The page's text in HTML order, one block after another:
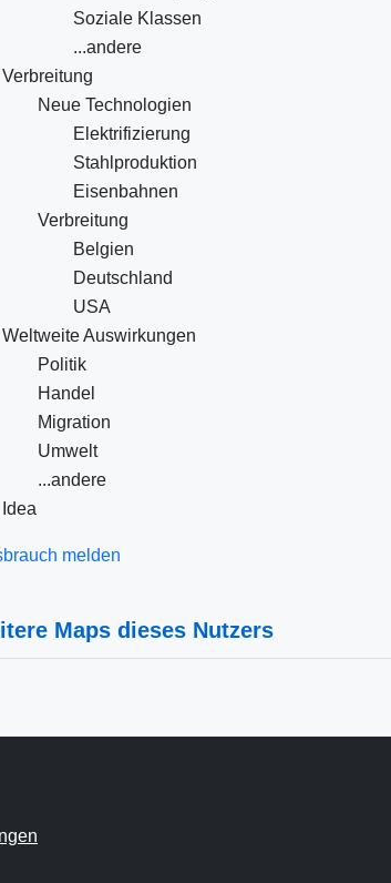
Soziale Klassen
...andere
Verbreitung
Neue Technologien
Elektrifizierung
Stahlproduktion
Eisenbahnen
Verbreitung
Belgien
Deutschland
USA
Weltweite Auswirkungen
Politik
Handel
Migration
Umwelt
...andere
Idea
melden
Maps dieses Nutzers